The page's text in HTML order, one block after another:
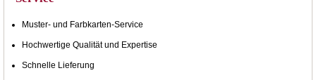
Muster- und Farbkarten-Service
Hochwertige Qualität und Expertise
Schnelle Lieferung